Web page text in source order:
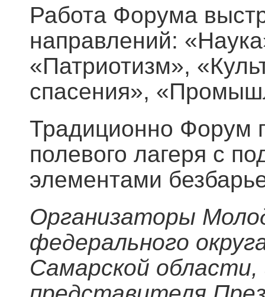
Работа Форума
направлений:
«Патриотизм»,
спасения»,
Традиционно Форум
полевого лагеря с
элементами
Организаторы
федерального
Самарской